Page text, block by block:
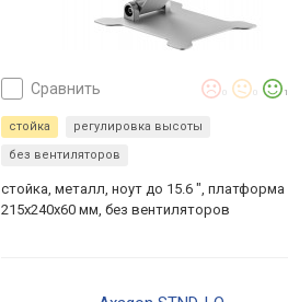
сравнить 1
стойка
регулировка высоты
без вентиляторов
стойка, металл, ноут до 15.6 ", платформа
215x240x60 мм, без вентиляторов